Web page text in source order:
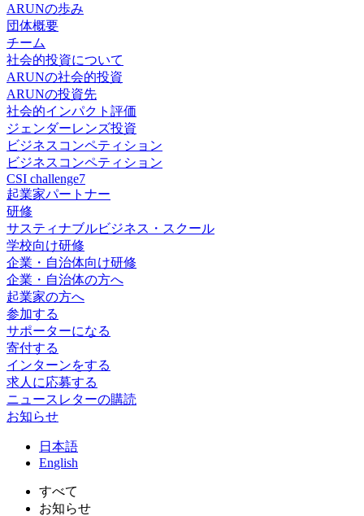
ARUNの歩み
団体概要
チーム
社会的投資について
ARUNの社会的投資
ARUNの投資先
社会的インパクト評価
ジェンダーレンズ投資
ビジネスコンペティション
ビジネスコンペティション
CSI challenge7
起業家パートナー
研修
サスティナブルビジネス・スクール
学校向け研修
企業・自治体向け研修
企業・自治体の方へ
起業家の方へ
参加する
サポーターになる
寄付する
インターンをする
求人に応募する
ニュースレターの購読
お知らせ
日 本語
English
すべて
お知らせ